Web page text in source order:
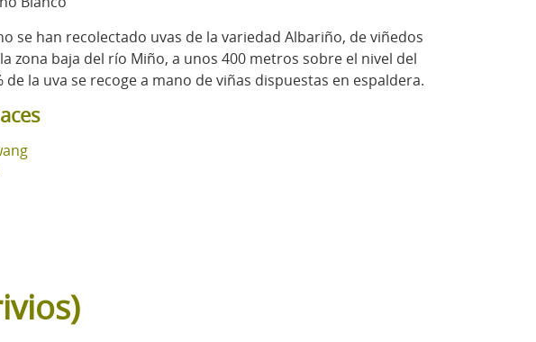
se han recolectado uvas de la variedad Albariño, de viñedos
zona baja del río Miño, a unos 400 metros sobre el nivel del
de la uva se recoge a mano de viñas dispuestas en espaldera.